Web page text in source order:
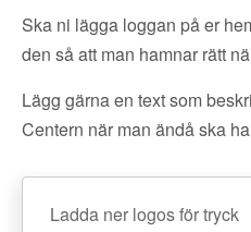
Ska ni lägga loggan på er
den så att man hamnar rätt
Lägg gärna en text som
Centern när man ändå ska
Ladda ner logos för tryck